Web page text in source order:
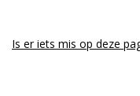
Is er iets mis op deze